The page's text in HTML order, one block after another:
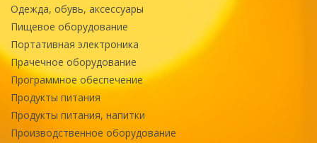
Одежда, обувь, аксессуары
Пищевое оборудование
Портативная электроника
Прачечное оборудование
Программное обеспечение
Продукты питания
Продукты питания, напитки
Производственное оборудование